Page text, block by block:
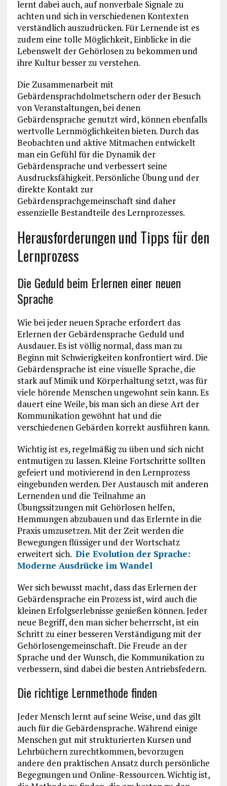
lernt dabei auch, auf nonverbale Signale zu
achten und sich in verschiedenen Kontexten
verständlich auszudrücken. Für Lernende ist es
zudem eine tolle Möglichkeit, Einblicke in die
Lebenswelt der Gehörlosen zu bekommen und
ihre Kultur besser zu verstehen.
Die Zusammenarbeit mit
Gebärdensprachdolmetschern oder der Besuch
von Veranstaltungen, bei denen
Gebärdensprache genutzt wird, können ebenfalls
wertvolle Lernmöglichkeiten bieten. Durch das
Beobachten und aktive Mitmachen entwickelt
man ein Gefühl für die Dynamik der
Gebärdensprache und verbessert seine
Ausdrucksfähigkeit. Persönliche Übung und der
direkte Kontakt zur
Gebärdensprachgemeinschaft sind daher
essenzielle Bestandteile des Lernprozesses.
Herausforderungen und Tipps für den
Lernprozess
Die Geduld beim Erlernen einer neuen
Sprache
Wie bei jeder neuen Sprache erfordert das
Erlernen der Gebärdensprache Geduld und
Ausdauer. Es ist völlig normal, dass man zu
Beginn mit Schwierigkeiten konfrontiert wird. Die
Gebärdensprache ist eine visuelle Sprache, die
stark auf Mimik und Körperhaltung setzt, was für
viele hörende Menschen ungewohnt sein kann. Es
dauert eine Weile, bis man sich an diese Art der
Kommunikation gewöhnt hat und die
verschiedenen Gebärden korrekt ausführen kann.
Wichtig ist es, regelmäßig zu üben und sich nicht
entmutigen zu lassen. Kleine Fortschritte sollten
gefeiert und motivierend in den Lernprozess
eingebunden werden. Der Austausch mit anderen
Lernenden und die Teilnahme an
Übungssitzungen mit Gehörlosen helfen,
Hemmungen abzubauen und das Erlernte in die
Praxis umzusetzen. Mit der Zeit werden die
Bewegungen flüssiger und der Wortschatz
erweitert sich. Die Evolution der Sprache:
Moderne Ausdrücke im Wandel
Wer sich bewusst macht, dass das Erlernen der
Gebärdensprache ein Prozess ist, wird auch die
kleinen Erfolgserlebnisse genießen können. Jeder
neue Begriff, den man sicher beherrscht, ist ein
Schritt zu einer besseren Verständigung mit der
Gehörlosengemeinschaft. Die Freude an der
Sprache und der Wunsch, die Kommunikation zu
verbessern, sind dabei die besten Antriebsfedern.
Die richtige Lernmethode finden
Jeder Mensch lernt auf seine Weise, und das gilt
auch für die Gebärdensprache. Während einige
Menschen gut mit strukturierten Kursen und
Lehrbüchern zurechtkommen, bevorzugen
andere den praktischen Ansatz durch persönliche
Begegnungen und Online-Ressourcen. Wichtig ist,